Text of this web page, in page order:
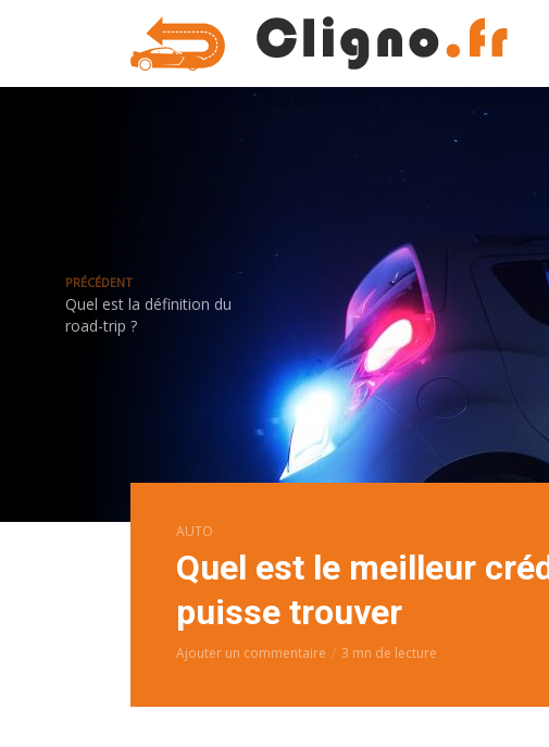
PRÉCÉDENT
Quel est la définition du
road-trip ?
AUTO
Quel est le meilleur
puisse trouver
Ajouter un commentaire 3 mn de lecture